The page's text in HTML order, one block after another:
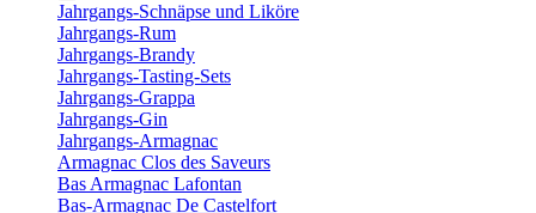
Jahrgangs-Schnäpse und Liköre
Jahrgangs-Rum
Jahrgangs-Brandy
Jahrgangs-Tasting-Sets
Jahrgangs-Grappa
Jahrgangs-Gin
Jahrgangs-Armagnac
Armagnac Clos des Saveurs
Bas Armagnac Lafontan
Bas-Armagnac De Castelfort